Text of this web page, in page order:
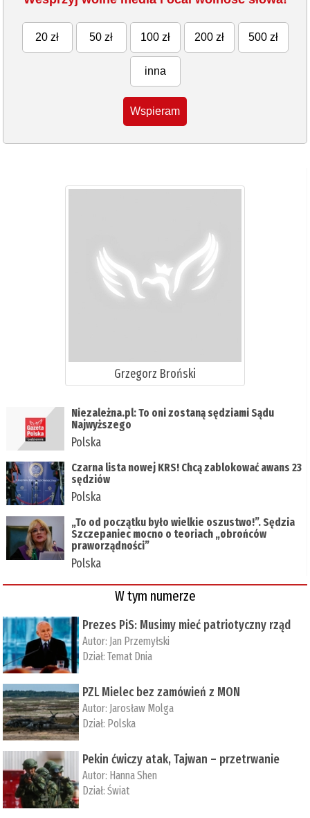
20 zł 50 zł 100 zł 200 zł 500 zł
inna
Wspieram
Grzegorz Broński
Niezależna.pl: To oni zostaną sędziami Sądu
Najwyższego
Polska
Czarna lista nowej KRS! Chcą zablokować awans 23
sędziów
Polska
„To od początku było wielkie oszustwo!”. Sędzia
Szczepaniec mocno o teoriach „obrońców
praworządności”
Polska
W tym numerze
Prezes PiS: Musimy mieć patriotyczny rząd
Autor: Jan Przemyłski
Dział:Temat Dnia
PZL Mielec bez zamówień z MON
Autor: Jarosław Molga
Dział: Polska
Pekin ćwiczy atak, Tajwan – przetrwanie
Autor: ­Hanna Shen
Dział:Świat